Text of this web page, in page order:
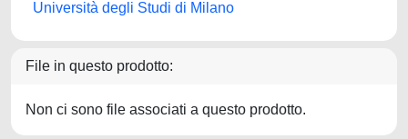
Università degli Studi di Milano
File in questo prodotto:
Non ci sono file associati a questo prodotto.